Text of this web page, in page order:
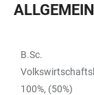
TABELLE
B.Sc.
100%, (50%)